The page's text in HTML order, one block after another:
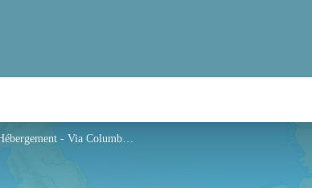
Hébergement - Via Columbani